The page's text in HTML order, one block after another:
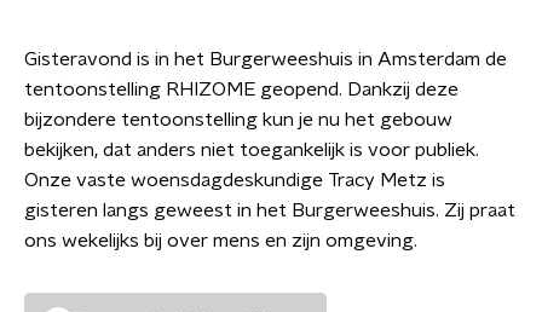
Gisteravond is in het Burgerweeshuis in Amsterdam de
tentoonstelling RHIZOME geopend. Dankzij deze
bijzondere tentoonstelling kun je nu het gebouw
bekijken, dat anders niet toegankelijk is voor publiek.
Onze vaste woensdagdeskundige Tracy Metz is
gisteren langs geweest in het Burgerweeshuis. Zij praat
ons wekelijks bij over mens en zijn omgeving.